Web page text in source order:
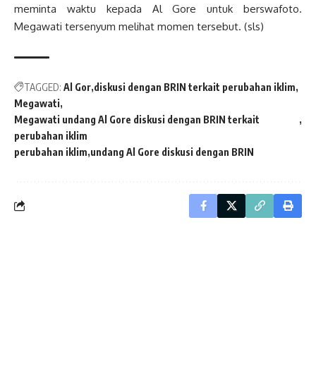
meminta waktu kepada Al Gore untuk berswafoto.
Megawati tersenyum melihat momen tersebut. (sls)
TAGGED: Al Gor diskusi dengan BRIN terkait perubahan iklim
Megawati
Megawati undang Al Gore diskusi dengan BRIN terkait
perubahan iklim
perubahan iklim undang Al Gore diskusi dengan BRIN